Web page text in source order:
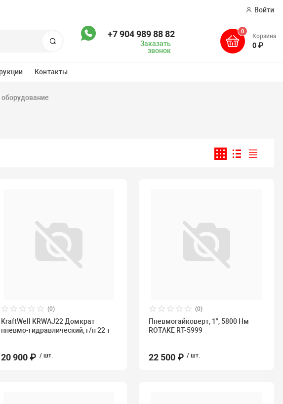
Войти
Поиск
+7 904 989 88 82
Заказать
звонок
0
Корзина
0 ₽
Контакты
оборудование
(0)
KraftWell KRWAJ22 Домкрат
пневмо-гидравлический, г/п 22 т
20 900 ₽ / шт.
(0)
Пневмогайковерт, 1", 5800 Нм
ROTAKE RT-5999
22 500 ₽ / шт.